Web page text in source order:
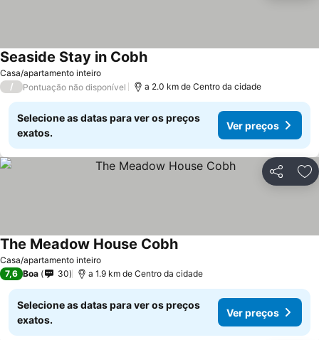
Casa/apartamento inteiro
Seaside Stay in Cobh
/ Pontuação não disponível a 2.0 km de Centro da cidade
Selecione as datas para ver os preços
exatos.
Ver preços
Partilhar
Casa/apartamento inteiro
The Meadow House Cobh
7,6 Boa 30 a 1.9 km de Centro da cidade
Selecione as datas para ver os preços
exatos.
Ver preços